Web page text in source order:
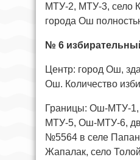
МТУ-2, МТУ-3, село
города Ош
№ 6
Центр: город Ош,
Ош. Количество
Границы: Ош-МТУ-
МТУ-5, Ош-МТУ-6,
№5564 в селе
Жапалак, село